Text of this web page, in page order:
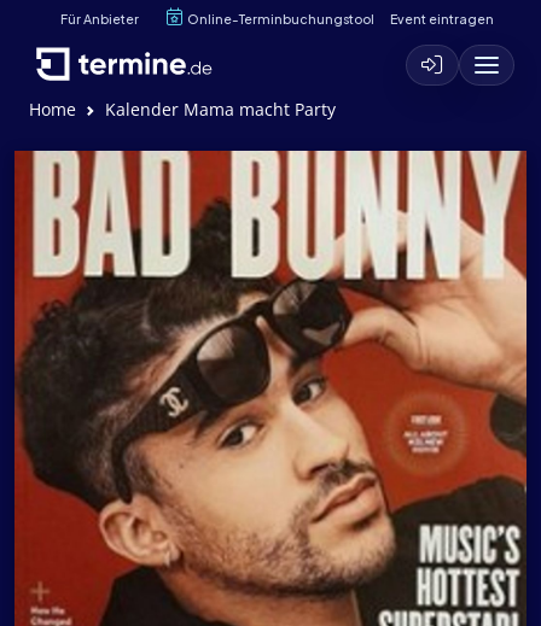
Für Anbieter Online-Terminbuchungstool Event eintragen
Home Kalender Mama macht Party